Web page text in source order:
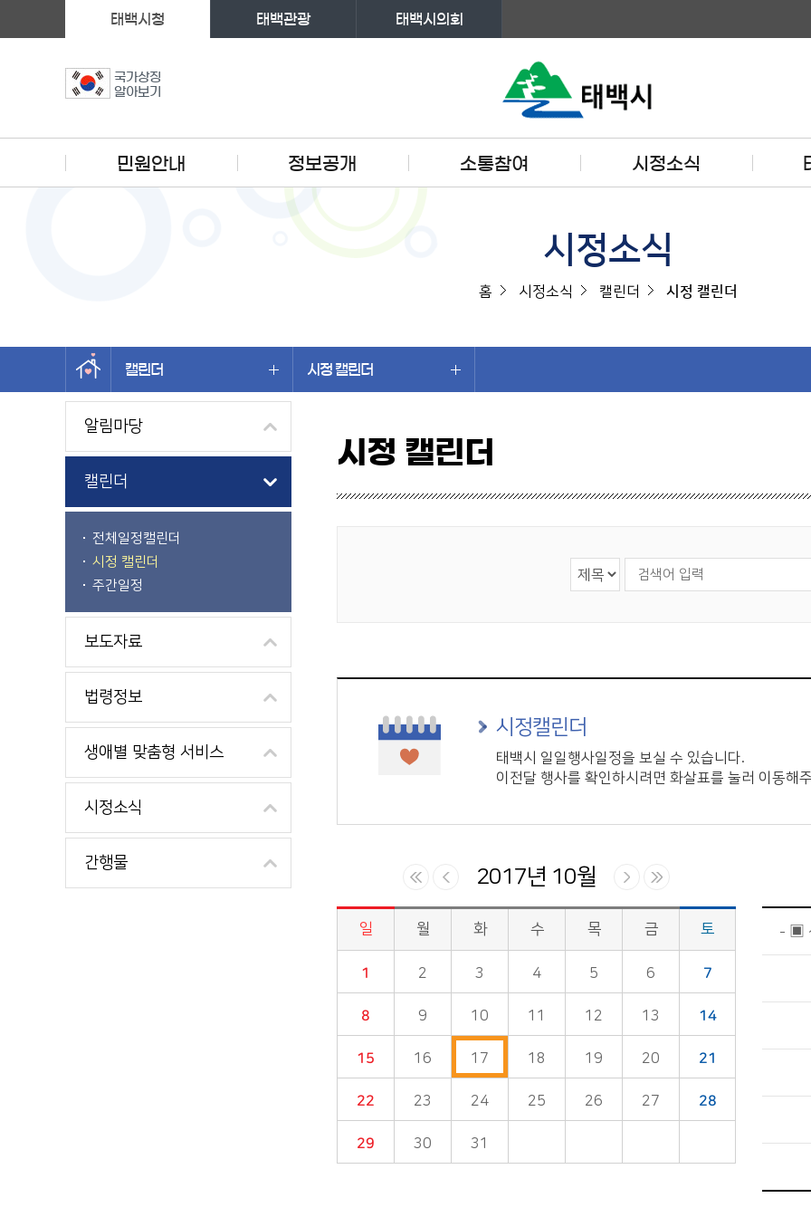
국가상징
알아보기
태백시청 태백관광 태백시의회
민원안내 정보공개 소통참여 시정소식
시정소식
홈 시정소식 캘린더 시정 캘린더
캘린더 시정 캘린더
왼쪽메뉴
알림마당
캘린더
전체일정캘린더
시정 캘린더
주간일정
보도자료
법령정보
생애별 맞춤형 서비스
시정소식
간행물
시정 캘린더
시정캘린더
태백시 일일행사일정을 보실 수 있습니다.
이전달 행사를 확인하시려면 화살표를 눌러 이동해
2017년 10월
시정소식>시정 캘린더 게시판의 (2017년 10월) 달력형태로 일정명, 일정내용을 제공합니다.
일 월 화 수 목 금 토
1 2 3 4 5 6 7
8 9 10 11 12 13 14
15 16 17 18 19 20 21
22 23 24 25 26 27 28
29 30 31
▣